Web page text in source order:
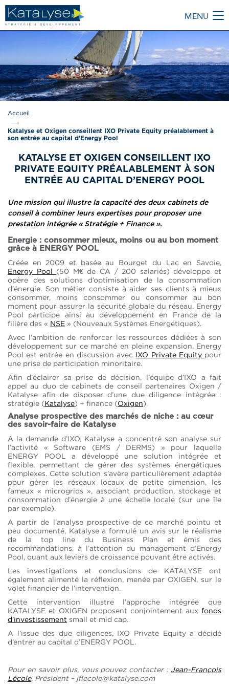
MENU
Accueil
Katalyse et Oxigen conseillent IXO Private Equity préalablement à
son entrée au capital d’Energy Pool
KATALYSE ET OXIGEN CONSEILLENT IXO
PRIVATE EQUITY PRÉALABLEMENT À SON
ENTRÉE AU CAPITAL D’ENERGY POOL
Une mission qui illustre la capacité des deux cabinets de
conseil à combiner leurs expertises pour proposer une
prestation intégrée « Stratégie + Finance ».
Energie : consommer mieux, moins ou au bon moment
grâce à ENERGY POOL
Créée en 2009 et basée au Bourget du Lac en Savoie,
Energy Pool (50 M€ de CA / 200 salariés) développe et
opère des solutions d’optimisation de la consommation
d’énergie. Son métier consiste à aider ses clients à mieux
consommer, moins consommer ou consommer au bon
moment pour assurer la sécurité globale du réseau. Energy
Pool participe ainsi au développement en France de la
filière des « NSE » (Nouveaux Systèmes Energétiques).
Avec l’ambition de renforcer les ressources dédiées à son
développement sur ce marché en pleine expansion, Energy
Pool est entrée en discussion avec IXO PrivateEquity pour
une prise de participation minoritaire.
Afin d’éclairer sa prise de décision, l’équipe d’IXO a fait
appel au duo de cabinets de conseil partenaires Oxigen /
Katalyse afin de disposer d’une due diligence intégrée :
stratégie (Katalyse) + finance (Oxigen).
Analyse prospective des marchés de niche : au cœur
des savoir-faire de Katalyse
A la demande d’IXO, Katalyse a concentré son analyse sur
l’activité « Software (EMS / DERMS) » pour laquelle
ENERGY POOL a développé une solution intégrée et
flexible, permettant de gérer des systèmes énergétiques
complexes. Cette solution s’avère particulièrement adaptée
pour gérer les réseaux locaux de petite dimension, les
fameux « microgrids », associant production, stockage et
consommation d’énergie à une échelle locale (sur une île
par exemple).
A partir de l’analyse prospective de ce marché pointu et
peu documenté, Katalyse a formulé un avis sur le réalisme
de la top line du Business Plan et émis des
recommandations, à l’attention du management d’Energy
Pool, quant aux leviers de croissance pouvant être activés.
Les investigations et conclusions de KATALYSE ont
également alimenté la réflexion, menée par OXIGEN, sur le
volet financier de l’intervention.
Cette intervention illustre l’approche intégrée que
KATALYSE et OXIGEN proposent conjointement aux fonds
d’investissement small et mid cap.
A l’issue des due diligences, IXO Private Equity a décidé
d’entrer au capital d’ENERGY POOL.
Pour en savoir plus, vous pouvez contacter : Jean-François
Lécole, Président – jflecole@katalyse.com